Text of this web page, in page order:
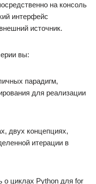
на консоль
интерфейс
источник.
вы:
парадигм,
для реализации
двух концепциях,
итерации в
о циклах Python для for